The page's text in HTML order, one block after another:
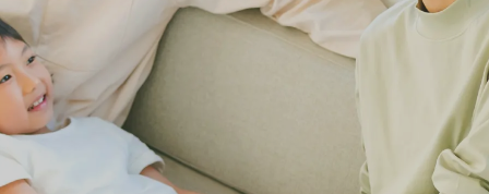
・見学予約／ お問い合わせ 資料請求
請求